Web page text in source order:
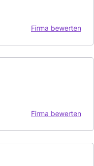
Firma bewerten
Firma bewerten